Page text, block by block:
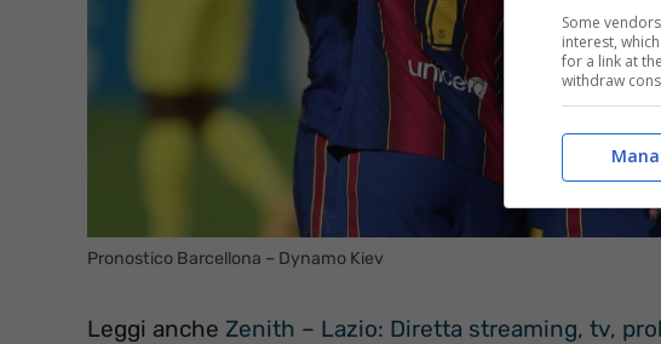
Pronostico Barcellona – Dynamo Kiev
Leggi anche Zenith – Lazio: Diretta streaming, tv,
Some
interest,
for a link at
withdraw